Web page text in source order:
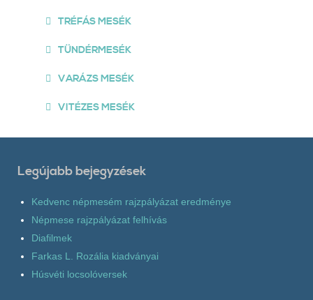
TRÉFÁS MESÉK
TÜNDÉRMESÉK
VARÁZS MESÉK
VITÉZES MESÉK
Legújabb bejegyzések
Kedvenc népmesém rajzpályázat eredménye
Népmese rajzpályázat felhívás
Diafilmek
Farkas L. Rozália kiadványai
Húsvéti locsolóversek